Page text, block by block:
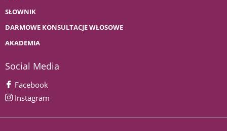
SŁOWNIK
DARMOWE KONSULTACJE WŁOSOWE
AKADEMIA
Social Media
Facebook
Instagram